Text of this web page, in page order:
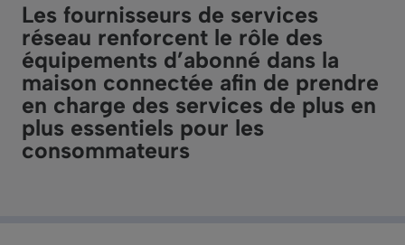
Les fournisseurs de services
réseau renforcent le rôle des
équipements d’abonné dans la
maison connectée afin de prendre
en charge des services de plus en
plus essentiels pour les
consommateurs